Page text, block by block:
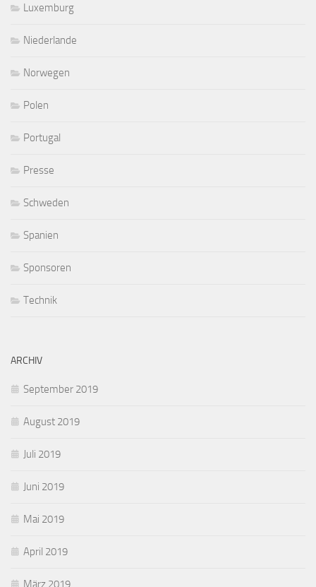
Luxemburg
Niederlande
Norwegen
Polen
Portugal
Presse
Schweden
Spanien
Sponsoren
Technik
ARCHIV
September 2019
August 2019
Juli 2019
Juni 2019
Mai 2019
April 2019
März 2019